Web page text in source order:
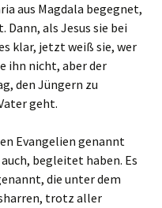
aus Magdala begegnet,
als Jesus sie bei
klar, jetzt weiß sie, wer
ihn nicht, aber der
den Jüngern zu
geht.
Evangelien genannt
begleitet haben. Es
die unter dem
trotz aller